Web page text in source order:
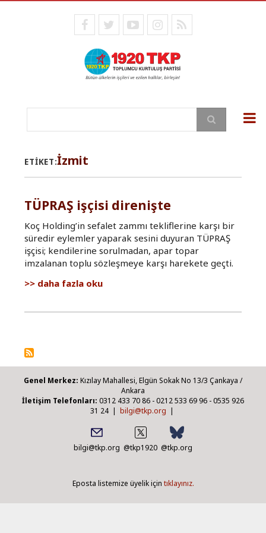
facebooktwitteryoutubeinstagram
RSS
Ara
ETIKET:İzmit
TÜPRAŞ işçisi direnişte
TÜPRAŞ
hakkında
daha fazla oku
Koç Holding’in sefalet zammı tekliflerine karşı bir
süredir eylemler yaparak sesini duyuran TÜPRAŞ
işçisi; kendilerine sorulmadan, apar topar
imzalanan toplu sözleşmeye karşı harekete geçti.
Genel Merkez: Kızılay Mahallesi, Elgün Sokak No 13/3 Çankaya /
Ankara
İletişim Telefonları: 0312 433 70 86 - 0212 533 69 96 - 0535 926
31 24 | bilgi@tkp.org |
bilgi@tkp.org @tkp1920 @tkp.org
Eposta listemize üyelik için tıklayınız.